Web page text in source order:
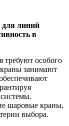
линий
в
требуют особого
занимают
шаровые краны,
выбора.